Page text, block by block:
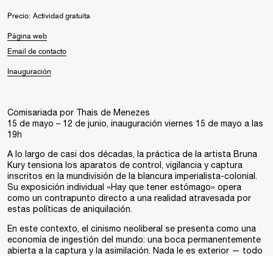
Precio: Actividad gratuita
Página web
Email de contacto
Inauguración
Comisariada por Thais de Menezes
15 de mayo – 12 de junio, inauguración viernes 15 de mayo a las
19h
A lo largo de casi dos décadas, la práctica de la artista Bruna
Kury tensiona los aparatos de control, vigilancia y captura
inscritos en la mundivisión de la blancura imperialista-colonial.
Su exposición individual «Hay que tener estómago» opera
como un contrapunto directo a una realidad atravesada por
estas políticas de aniquilación.
En este contexto, el cinismo neoliberal se presenta como una
economía de ingestión del mundo: una boca permanentemente
abierta a la captura y la asimilación. Nada le es exterior — todo